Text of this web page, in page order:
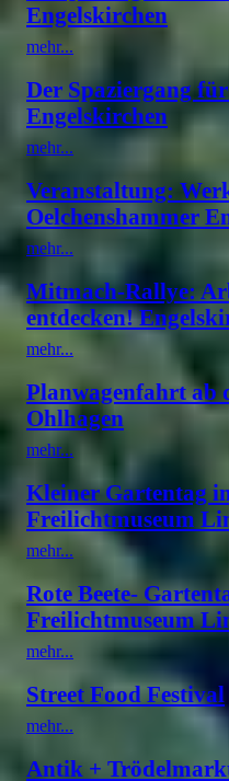
Engelskirchen
mehr...
Der Spaziergang
Engelskirchen
mehr...
Veranstaltung:
Oelchenshammer
mehr...
Mitmach-Rallye:
entdecken!
mehr...
Planwagenfahrt ab
Ohlhagen
mehr...
Kleiner Gartentag
Freilichtmuseum
mehr...
Rote Beete-
Freilichtmuseum
mehr...
Street Food Festival
mehr...
Antik +